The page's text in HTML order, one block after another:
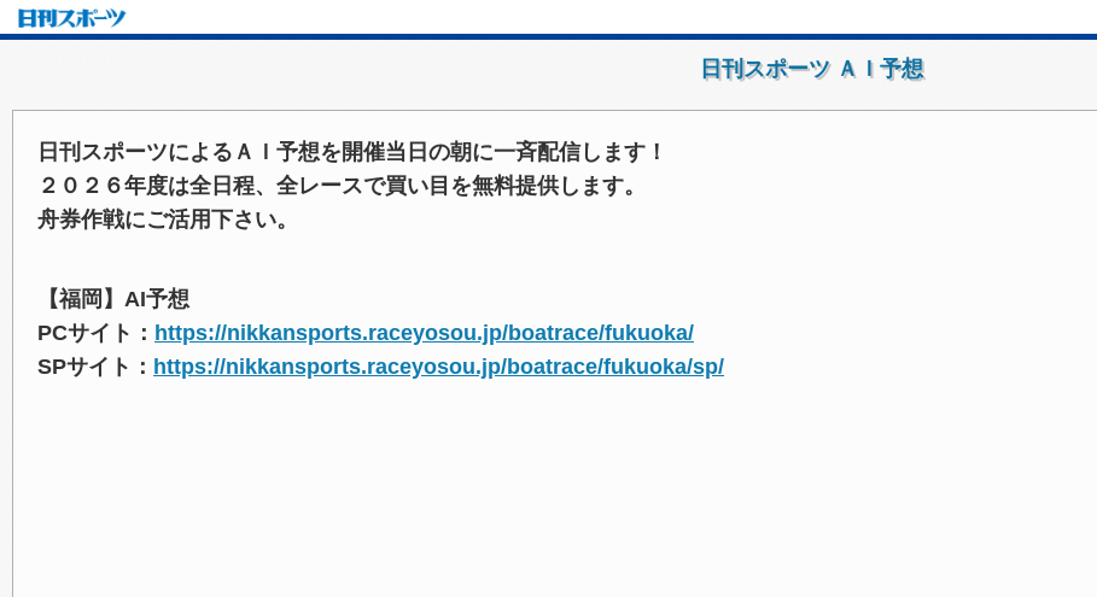
日刊スポーツ ＡＩ予想
日刊スポーツによるＡＩ予想を開催当日の朝に一斉配信します！
２０２６年度は全日程、全レースで買い目を無料提供します。
舟券作戦にご活用下さい。
【福岡】AI予想
PCサイト： https://nikkansports.raceyosou.jp/boatrace/fukuoka/
SPサイト： https://nikkansports.raceyosou.jp/boatrace/fukuoka/sp/